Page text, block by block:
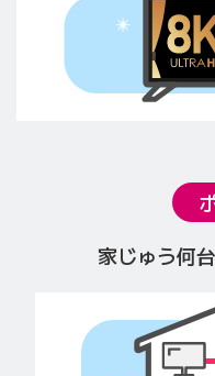
家じゅう何